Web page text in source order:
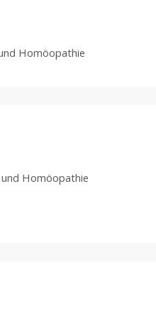
Homöopathie
Homöopathie